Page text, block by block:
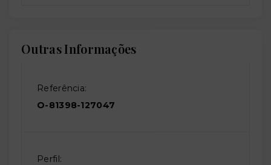
Outras Informações
Referência:
O-81398-127047
Perfil: